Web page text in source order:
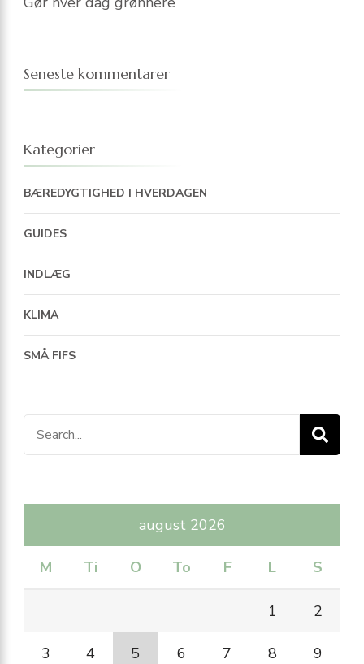
Seneste kommentarer
Kategorier
BÆREDYGTIGHED I HVERDAGEN
GUIDES
INDLÆG
KLIMA
SMÅ FIFS
Search
for:
august 2026
M Ti O To F L S
1 2
3 4 5 6 7 8 9